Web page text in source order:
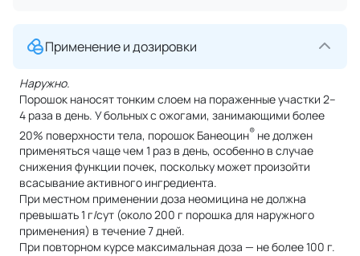
Применение и дозировки
Наружно.
Порошок наносят тонким слоем на пораженные участки 2–
4 раза в день. У больных с ожогами, занимающими более
20% поверхности тела, порошок Банеоцин® не должен
применяться чаще чем 1 раз в день, особенно в случае
снижения функции почек, поскольку может произойти
всасывание активного ингредиента.
При местном применении доза неомицина не должна
превышать 1 г/сут (около 200 г порошка для наружного
применения) в течение 7 дней.
При повторном курсе максимальная доза — не более 100 г.